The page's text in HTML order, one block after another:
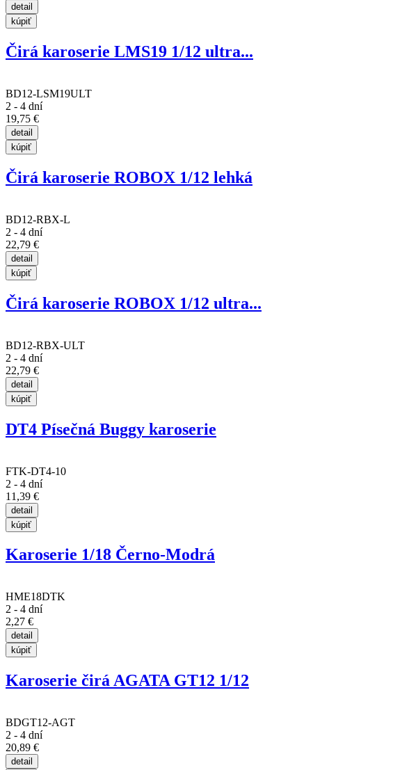
Čirá karoserie LMS19 1/12 ultra...
BD12-LSM19ULT
2 - 4 dní
19,75 €
Čirá karoserie ROBOX 1/12 lehká
BD12-RBX-L
2 - 4 dní
22,79 €
Čirá karoserie ROBOX 1/12 ultra...
BD12-RBX-ULT
2 - 4 dní
22,79 €
DT4 Písečná Buggy karoserie
FTK-DT4-10
2 - 4 dní
11,39 €
Karoserie 1/18 Černo-Modrá
HME18DTK
2 - 4 dní
2,27 €
Karoserie čirá AGATA GT12 1/12
BDGT12-AGT
2 - 4 dní
20,89 €